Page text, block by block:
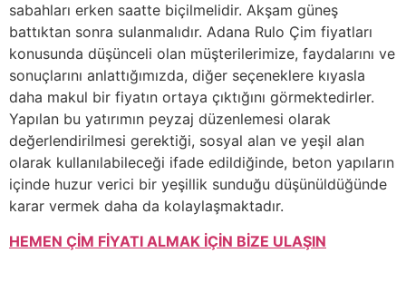
sabahları erken saatte biçilmelidir. Akşam güneş
battıktan sonra sulanmalıdır. Adana Rulo Çim fiyatları
konusunda düşünceli olan müşterilerimize, faydalarını ve
sonuçlarını anlattığımızda, diğer seçeneklere kıyasla
daha makul bir fiyatın ortaya çıktığını görmektedirler.
Yapılan bu yatırımın peyzaj düzenlemesi olarak
değerlendirilmesi gerektiği, sosyal alan ve yeşil alan
olarak kullanılabileceği ifade edildiğinde, beton yapıların
içinde huzur verici bir yeşillik sunduğu düşünüldüğünde
karar vermek daha da kolaylaşmaktadır.
HEMEN ÇİM FİYATI ALMAK İÇİN BİZE ULAŞIN